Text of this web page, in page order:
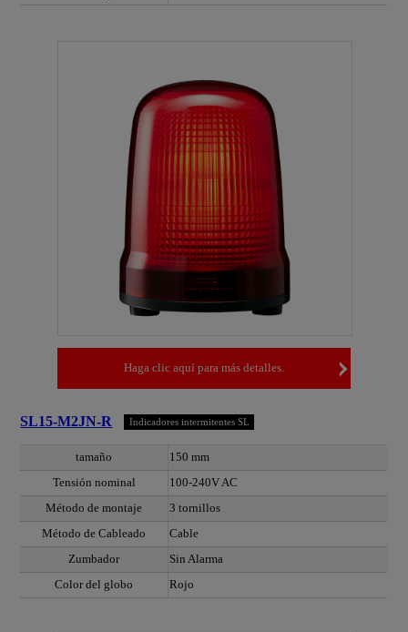
Haga clic aquí para más detalles.
SL15-M2JN-R Indicadores intermitentes SL
tamaño
150 mm
Tensión nominal
100-240V AC
Método de montaje
3 tornillos
Método de Cableado
Cable
Zumbador
Sin Alarma
Color del globo
Rojo